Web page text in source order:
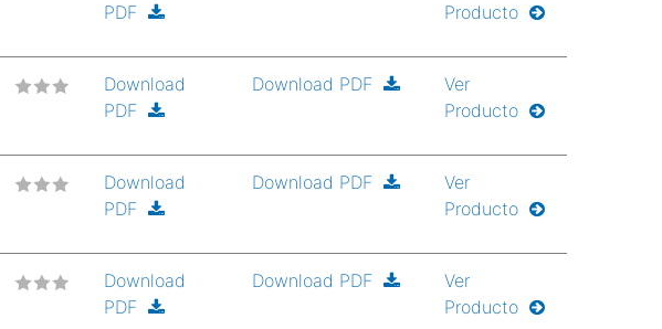
PDF
Producto
Download
PDF
Download PDF
Ver
Producto
Download
PDF
Download PDF
Ver
Producto
Download
PDF
Download PDF
Ver
Producto